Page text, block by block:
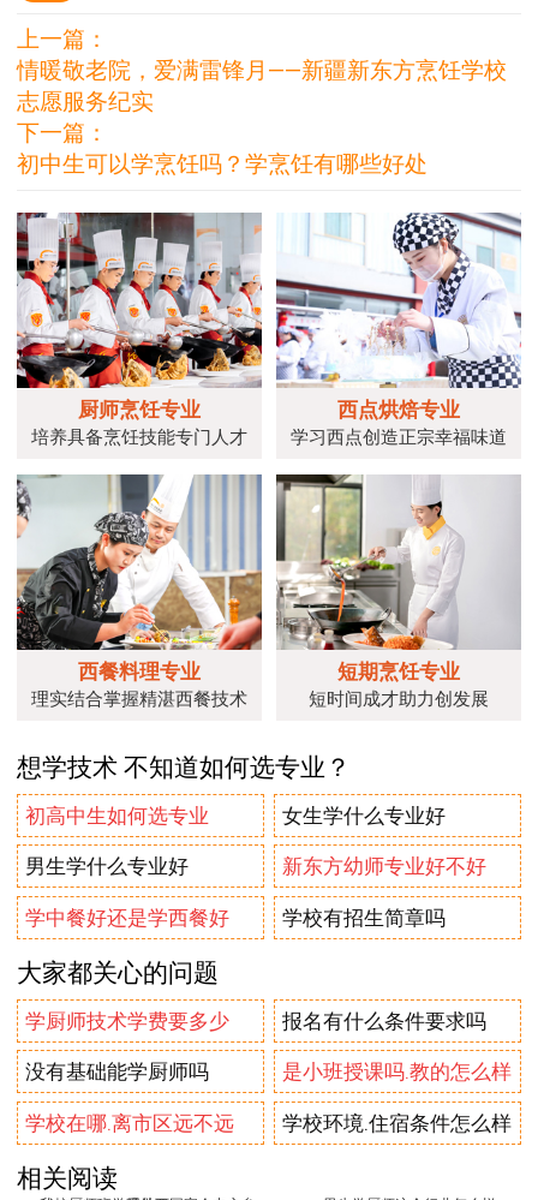
上一篇：
情暖敬老院，爱满雷锋月——新疆新东方烹饪学校
志愿服务纪实
下一篇：
初中生可以学烹饪吗？学烹饪有哪些好处
厨师烹饪专业
培养具备烹饪技能专门人才
西点烘焙专业
学习西点创造正宗幸福味道
西餐料理专业
理实结合掌握精湛西餐技术
短期烹饪专业
短时间成才助力创发展
想学技术 不知道如何选专业？
初高中生如何选专业 女生学什么专业好
男生学什么专业好 新东方幼师专业好不好
学中餐好还是学西餐好 学校有招生简章吗
大家都关心的问题
学厨师技术学费要多少 报名有什么条件要求吗
没有基础能学厨师吗 是小班授课吗.教的怎么样
学校在哪.离市区远不远 学校环境.住宿条件怎么样
相关阅读